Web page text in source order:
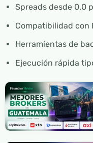
Spreads desde 0.0
Compatibilidad con
Herramientas de
Ejecución rápida